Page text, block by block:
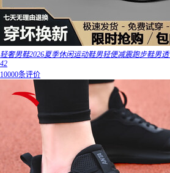
轻奢男鞋2026夏季休闲运动鞋男轻便减震跑步鞋男
42
10000条评价